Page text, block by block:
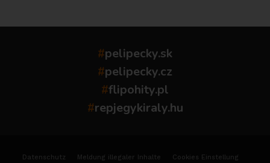
#pelipecky.sk
#pelipecky.cz
#flipohity.pl
#repjegykiraly.hu
Datenschutz Meldung illegaler Inhalte
Cookies Einstellung